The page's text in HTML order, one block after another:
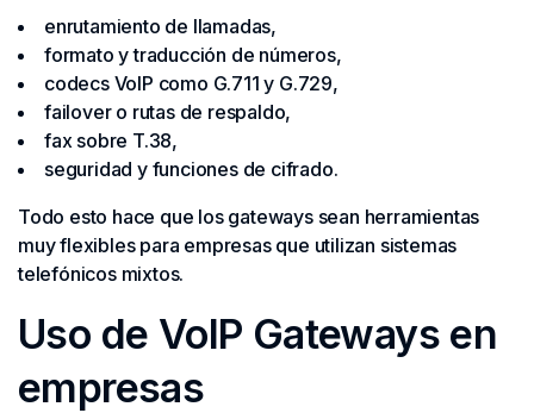
enrutamiento de llamadas,
formato y traducción de números,
codecs VoIP como G.711 y G.729,
failover o rutas de respaldo,
fax sobre T.38,
seguridad y funciones de cifrado.
Todo esto hace que los gateways sean herramientas
muy flexibles para empresas que utilizan sistemas
telefónicos mixtos.
Uso de VoIP Gateways en
empresas